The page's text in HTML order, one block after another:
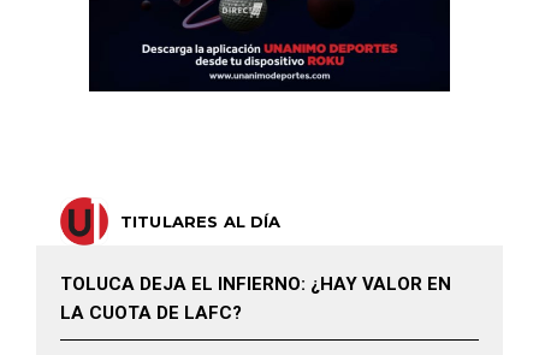
TITULARES AL DÍA
TOLUCA DEJA EL INFIERNO: ¿HAY VALOR EN
LA CUOTA DE LAFC?